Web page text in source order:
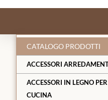
CATALOGO PRODOTTI
ACCESSORI
ACCESSORI IN LEGNO PER
CUCINA